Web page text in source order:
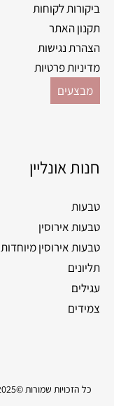
ביקורות לקוחות
תקנון האתר
הצהרת נגישות
מדיניות פרטיות
מבצעים
חנות אונליין
טבעות
טבעות אירוסין
טבעות אירוסין מיוחדות
תליונים
עגילים
צמידים
כל הזכויות שמורות ©2025 אפולו תכשיטי יהלומים |